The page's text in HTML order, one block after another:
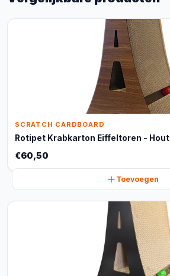
SCRATCH CARDBOARD
Rotipet Krabkarton Eiffeltoren - Hout
€60,50
Toevoegen